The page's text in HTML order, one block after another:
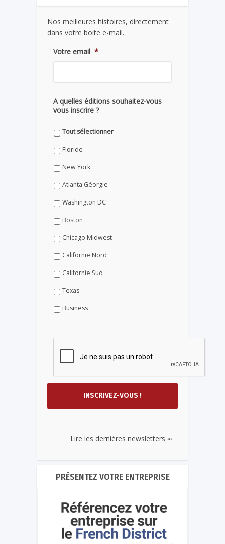
Nos meilleures histoires, directement
dans votre boite e-mail.
Votre email *
A quelles éditions souhaitez-vous
vous inscrire ?
Tout sélectionner
Floride
New York
Atlanta Géorgie
Washington DC
Boston
Chicago Midwest
Californie Nord
Californie Sud
Texas
Business
Lire les dernières newsletters ...
PRÉSENTEZ VOTRE ENTREPRISE